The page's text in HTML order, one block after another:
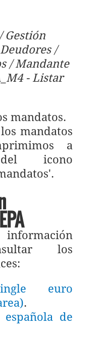
Gestión
/
/ Mandante
- Listar
mandatos.
mandatos
a
icono
los
euro
.
española de